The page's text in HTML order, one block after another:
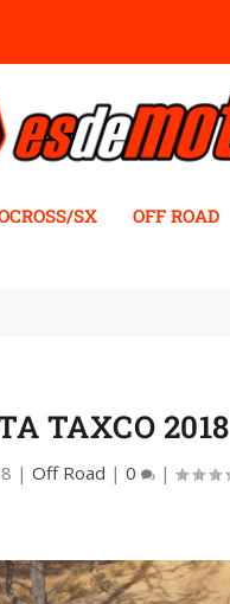
SX OFF ROAD
TAXCO 2018
| Off Road | 0 |